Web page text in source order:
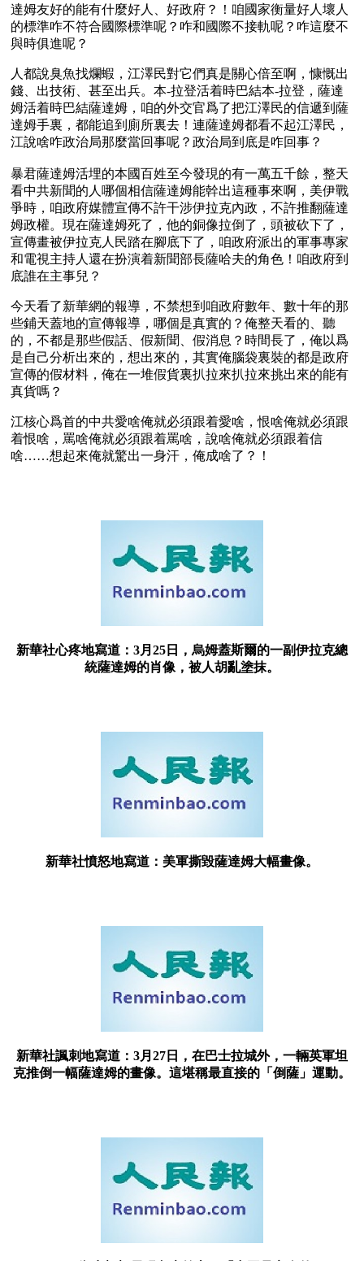
達姆友好的能有什麼好人、好政府？！咱國家衡量好人壞人
的標準咋不符合國際標準呢？咋和國際不接軌呢？咋這麼不
與時俱進呢？
人都說臭魚找爛蝦，江澤民對它們真是關心倍至啊，慷慨出
錢、出技術、甚至出兵。本-拉登活着時巴結本-拉登，薩達
姆活着時巴結薩達姆，咱的外交官爲了把江澤民的信遞到薩
達姆手裏，都能追到廁所裏去！連薩達姆都看不起江澤民，
江說啥咋政治局那麼當回事呢？政治局到底是咋回事？
暴君薩達姆活埋的本國百姓至今發現的有一萬五千餘，整天
看中共新聞的人哪個相信薩達姆能幹出這種事來啊，美伊戰
爭時，咱政府媒體宣傳不許干涉伊拉克內政，不許推翻薩達
姆政權。現在薩達姆死了，他的銅像拉倒了，頭被砍下了，
宣傳畫被伊拉克人民踏在腳底下了，咱政府派出的軍事專家
和電視主持人還在扮演着新聞部長薩哈夫的角色！咱政府到
底誰在主事兒？
今天看了新華網的報導，不禁想到咱政府數年、數十年的那
些鋪天蓋地的宣傳報導，哪個是真實的？俺整天看的、聽
的，不都是那些假話、假新聞、假消息？時間長了，俺以爲
是自己分析出來的，想出來的，其實俺腦袋裏裝的都是政府
宣傳的假材料，俺在一堆假貨裏扒拉來扒拉來挑出來的能有
真貨嗎？
江核心爲首的中共愛啥俺就必須跟着愛啥，恨啥俺就必須跟
着恨啥，罵啥俺就必須跟着罵啥，說啥俺就必須跟着信
啥……想起來俺就驚出一身汗，俺成啥了？！
新華社心疼地寫道：3月25日，烏姆蓋斯爾的一副伊拉克總
統薩達姆的肖像，被人胡亂塗抹。
新華社憤怒地寫道：美軍撕毀薩達姆大幅畫像。
新華社諷刺地寫道：3月27日，在巴士拉城外，一輛英軍坦
克推倒一幅薩達姆的畫像。這堪稱最直接的「倒薩」運動。